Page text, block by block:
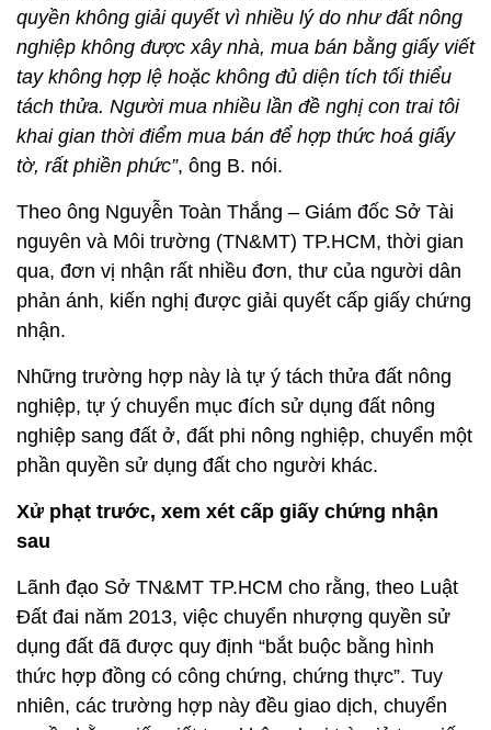
quyền không giải quyết vì nhiều lý do như đất nông
nghiệp không được xây nhà, mua bán bằng giấy viết
tay không hợp lệ hoặc không đủ diện tích tối thiểu
tách thửa. Người mua nhiều lần đề nghị con trai tôi
khai gian thời điểm mua bán để hợp thức hoá giấy
tờ, rất phiền phức”, ông B. nói.
Theo ông Nguyễn Toàn Thắng – Giám đốc Sở Tài
nguyên và Môi trường (TN&MT) TP.HCM, thời gian
qua, đơn vị nhận rất nhiều đơn, thư của người dân
phản ánh, kiến nghị được giải quyết cấp giấy chứng
nhận.
Những trường hợp này là tự ý tách thửa đất nông
nghiệp, tự ý chuyển mục đích sử dụng đất nông
nghiệp sang đất ở, đất phi nông nghiệp, chuyển một
phần quyền sử dụng đất cho người khác.
Xử phạt trước, xem xét cấp giấy chứng nhận
sau
Lãnh đạo Sở TN&MT TP.HCM cho rằng, theo Luật
Đất đai năm 2013, việc chuyển nhượng quyền sử
dụng đất đã được quy định “bắt buộc bằng hình
thức hợp đồng có công chứng, chứng thực”. Tuy
nhiên, các trường hợp này đều giao dịch, chuyển